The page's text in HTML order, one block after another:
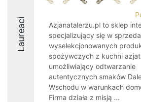
Laureaci
Azjanatalerzu.pl to sklep
specjalizujący się w
wyselekcjonowanych
spożywczych z kuchni
umożliwiający odtwarzanie
autentycznych smaków
Wschodu w warunkach
Firma działa z misją ...